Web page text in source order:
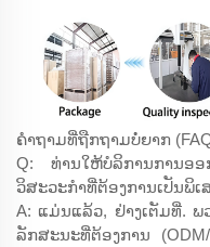
ຄຳຖາມທີ່ຖືກຖາມບໍ່ຍາກ
Q: ທ່ານໃຫ້ບໍລິການການ
ວິສະວະກຳທີ່ຕ້ອງການເປັນພິເ
A: ແມ່ນແລ້ວ, ຢ່າງເຕັມທີ່. ພ
ລັກສະນະທີ່ຕ້ອງການ